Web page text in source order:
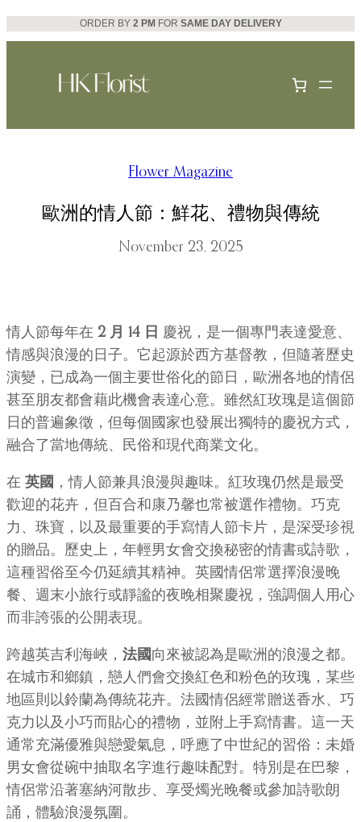
Skip
to
ORDER BY 2 PM FOR SAME DAY DELIVERY
Flower Magazine
歐洲的情人節：鮮花、禮物與傳統
November 23, 2025
情人節每年在 2 月 14 日
慶祝，是一個專門表達愛意、
情感與浪漫的日子。它起源於西方基督教，但隨著歷史
演變，已成為一個主要世俗化的節日，歐洲各地的情侶
甚至朋友都會藉此機會表達心意。雖然紅玫瑰是這個節
日的普遍象徵，但每個國家也發展出獨特的慶祝方式，
融合了當地傳統、民俗和現代商業文化。
在 英國
，情人節兼具浪漫與趣味。紅玫瑰仍然是最受
歡迎的花卉，但百合和康乃馨也常被選作禮物。巧克
力、珠寶，以及最重要的手寫情人節卡片，是深受珍視
的贈品。歷史上，年輕男女會交換秘密的情書或詩歌，
這種習俗至今仍延續其精神。英國情侶常選擇浪漫晚
餐、週末小旅行或靜謐的夜晚相聚慶祝，強調個人用心
而非誇張的公開表現。
跨越英吉利海峽， 法國 向來被認為是歐洲的浪漫之都。
在城市和鄉鎮，戀人們會交換紅色和粉色的玫瑰，某些
地區則以鈴蘭為傳統花卉。法國情侶經常贈送香水、巧
克力以及小巧而貼心的禮物，並附上手寫情書。這一天
通常充滿優雅與戀愛氣息，呼應了中世紀的習俗：未婚
男女會從碗中抽取名字進行趣味配對。特別是在巴黎，
情侶常沿著塞納河散步、享受燭光晚餐或參加詩歌朗
誦，體驗浪漫氛圍。